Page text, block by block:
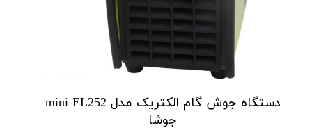
دستگاه جوش گام الکتریک مدل mini EL252
جوشا